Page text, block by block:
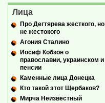
Лица
Про Дегтярева жесткого, но
не жестокого
Агония Сталино
Иосиф Кобзон о
православии, украинском и
пенсии
Каменные лица Донецка
Кто такой этот Щербаков?
Мирча Неизвестный